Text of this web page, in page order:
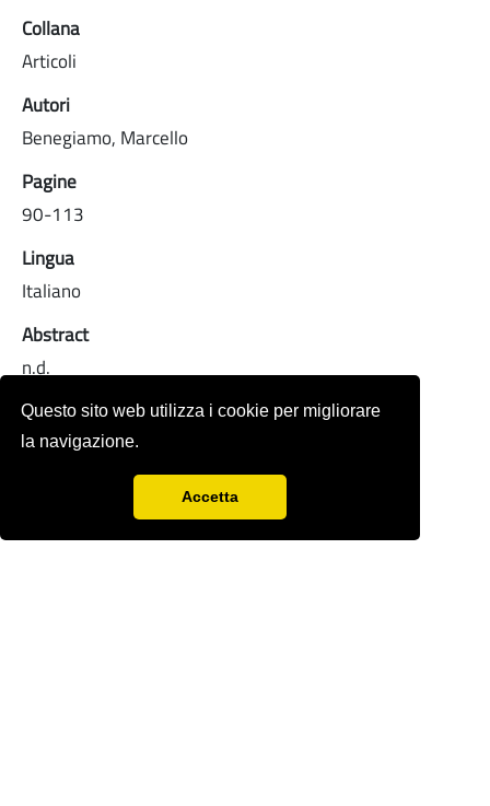
Questo sito web utilizza i cookie per migliorare
la navigazione.
Accetta
Collana
Articoli
Autori
Benegiamo, Marcello
Pagine
90-113
Lingua
Italiano
Abstract
n.d.
Full-text